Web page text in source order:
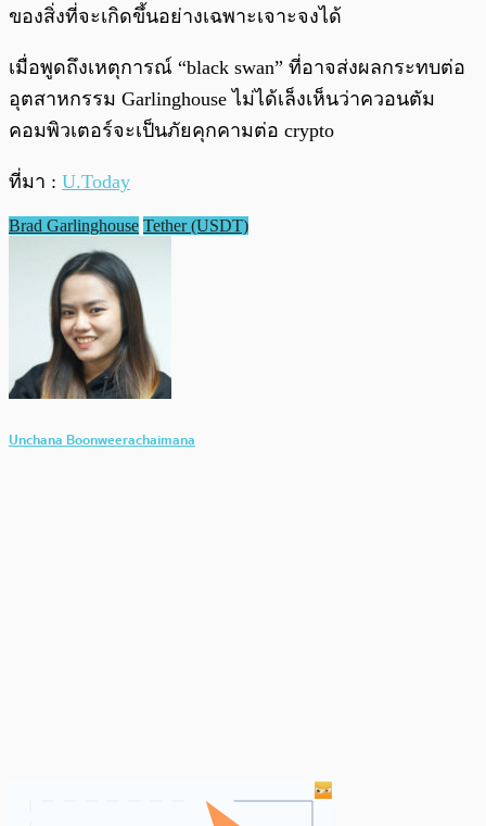
ของสิ่งที่จะเกิดขึ้นอย่างเฉพาะเจาะจงได้
เมื่อพูดถึงเหตุการณ์ “black swan” ที่อาจส่งผลกระทบต่อ
อุตสาหกรรม Garlinghouse ไม่ได้เล็งเห็นว่าควอนตัม
คอมพิวเตอร์จะเป็นภัยคุกคามต่อ crypto
ที่มา : U.Today
Brad Garlinghouse Tether (USDT)
Unchana Boonweerachaimana